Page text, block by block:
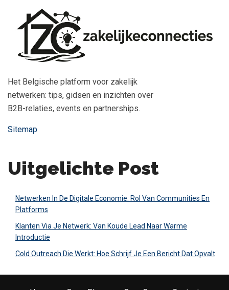
Het Belgische platform voor zakelijk
netwerken: tips, gidsen en inzichten over
B2B-relaties, events en partnerships.
Sitemap
Uitgelichte Post
Netwerken In De Digitale Economie: Rol Van Communities En
Platforms
Klanten Via Je Netwerk: Van Koude Lead Naar Warme
Introductie
Cold Outreach Die Werkt: Hoe Schrijf Je Een Bericht Dat Opvalt